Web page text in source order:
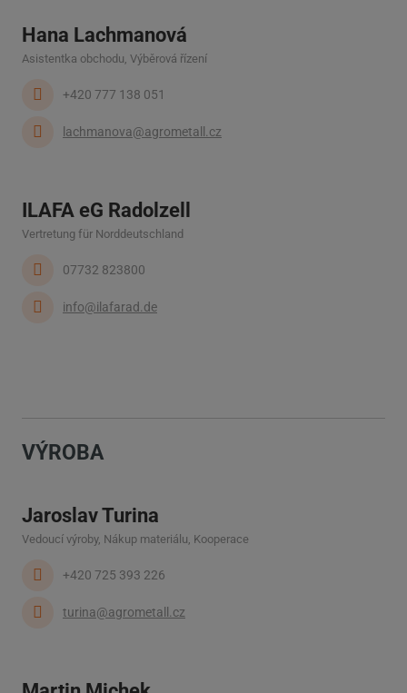
Hana Lachmanová
Asistentka obchodu, Výběrová řízení
+420 777 138 051
lachmanova@agrometall.cz
ILAFA eG Radolzell
Vertretung für Norddeutschland
07732 823800
info@ilafarad.de
VÝROBA
Jaroslav Turina
Vedoucí výroby, Nákup materiálu, Kooperace
+420 725 393 226
turina@agrometall.cz